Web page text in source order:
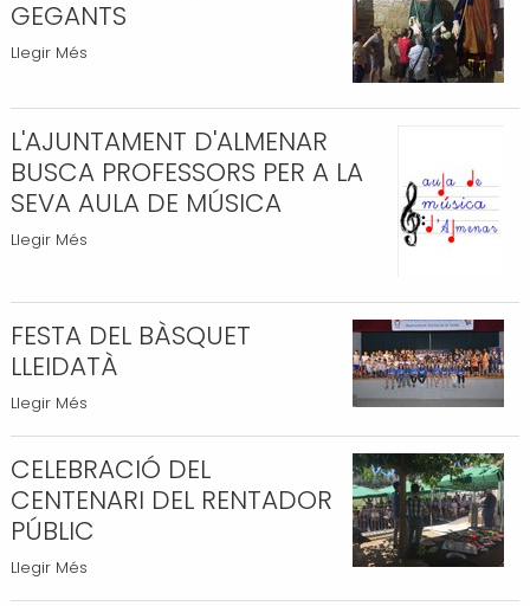
PER
A
LÚDICS
-
GEGANTS
ADEQUACIÓ
GEGANTS
-
Llegir Més
L'AJUNTAMENT D'ALMENAR
BUSCA PROFESSORS PER A LA
SEVA AULA DE MÚSICA
L'AJUNTAMENT
PROFESSORS
PER
A
LA
SEVA
AULA
DE
MÚSICA
Llegir Més
FESTA DEL BÀSQUET
LLEIDATÀ
FESTA
DEL
BÀSQUET
LLEIDATÀ
-
Llegir Més
CELEBRACIÓ DEL
CENTENARI DEL RENTADOR
PÚBLIC
CELEBRACIÓ
DEL
Llegir Més